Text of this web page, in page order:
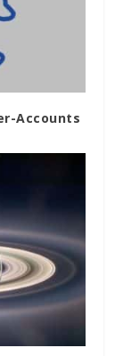
Accounts